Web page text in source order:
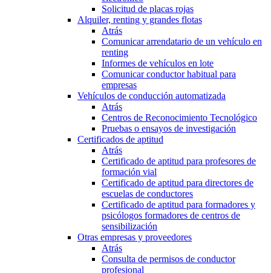
Solicitud de placas rojas
Alquiler, renting y grandes flotas
Atrás
Comunicar arrendatario de un vehículo en
renting
Informes de vehículos en lote
Comunicar conductor habitual para
empresas
Vehículos de conducción automatizada
Atrás
Centros de Reconocimiento Tecnológico
Pruebas o ensayos de investigación
Certificados de aptitud
Atrás
Certificado de aptitud para profesores de
formación vial
Certificado de aptitud para directores de
escuelas de conductores
Certificado de aptitud para formadores y
psicólogos formadores de centros de
sensibilización
Otras empresas y proveedores
Atrás
Consulta de permisos de conductor
profesional